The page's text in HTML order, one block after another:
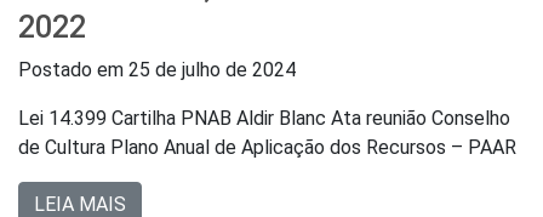
2022
Postado em 25 de julho de 2024
Lei 14.399 Cartilha PNAB Aldir Blanc Ata reunião Conselho
de Cultura Plano Anual de Aplicação dos Recursos – PAAR
LEIA MAIS